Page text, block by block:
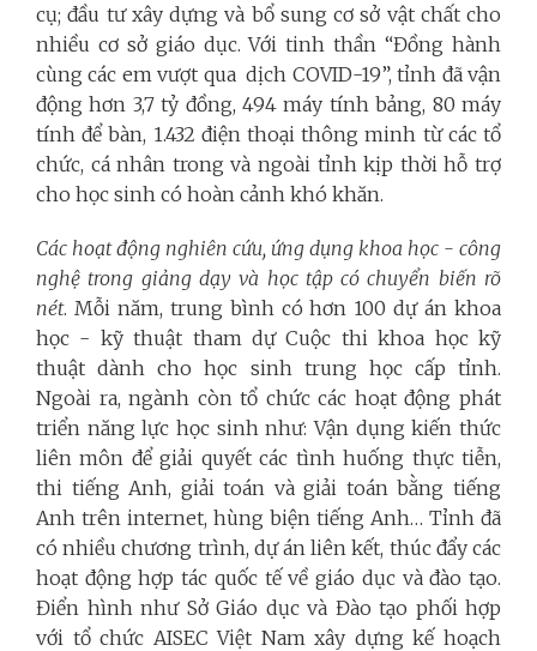
cụ; đầu tư xây dựng và bổ sung cơ sở vật chất cho
nhiều cơ sở giáo dục. Với tinh thần “Đồng hành
cùng các em vượt qua dịch COVID-19”, tỉnh đã vận
động hơn 3,7 tỷ đồng, 494 máy tính bảng, 80 máy
tính để bàn, 1.432 điện thoại thông minh từ các tổ
chức, cá nhân trong và ngoài tỉnh kịp thời hỗ trợ
cho học sinh có hoàn cảnh khó khăn.
Các hoạt động nghiên cứu, ứng dụng khoa học - công
nghệ trong giảng dạy và học tập có chuyển biến rõ
nét. Mỗi năm, trung bình có hơn 100 dự án khoa
học - kỹ thuật tham dự Cuộc thi khoa học kỹ
thuật dành cho học sinh trung học cấp tỉnh.
Ngoài ra, ngành còn tổ chức các hoạt động phát
triển năng lực học sinh như: Vận dụng kiến thức
liên môn để giải quyết các tình huống thực tiễn,
thi tiếng Anh, giải toán và giải toán bằng tiếng
Anh trên internet, hùng biện tiếng Anh… Tỉnh đã
có nhiều chương trình, dự án liên kết, thúc đẩy các
hoạt động hợp tác quốc tế về giáo dục và đào tạo.
Điển hình như Sở Giáo dục và Đào tạo phối hợp
với tổ chức AISEC Việt Nam xây dựng kế hoạch